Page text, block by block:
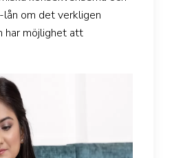
om det verkligen
har möjlighet att